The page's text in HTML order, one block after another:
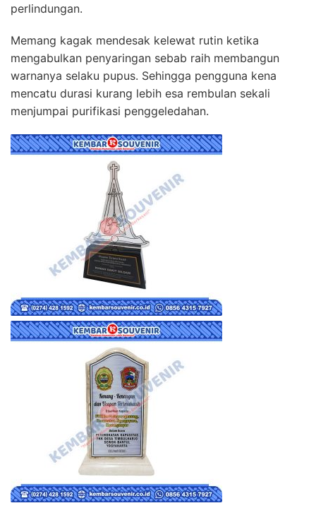
perlindungan.
Memang kagak mendesak kelewat rutin ketika
mengabulkan penyaringan sebab raih membangun
warnanya selaku pupus. Sehingga pengguna kena
mencatu durasi kurang lebih esa rembulan sekali
menjumpai purifikasi penggeledahan.